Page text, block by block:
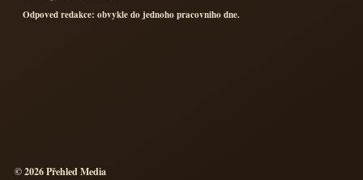
Odpoved redakce: obvykle do jednoho pracovniho dne.
© 2026 Přehled Media